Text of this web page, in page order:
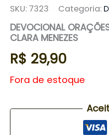
SKU: 7323 Categoria:
DEVOCIONAL
CLARA MENEZES
R$ 29,90
Fora de estoque